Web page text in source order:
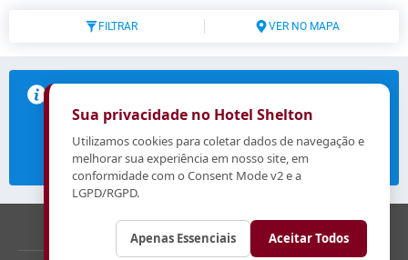
FILTRAR VER NO MAPA
selecionado.
Modifique sua busca
© 2026 Cordilheira Hotel. Todos os direitos reservados.
Sua privacidade no Hotel Shelton
Utilizamos cookies para coletar dados de navegação e
melhorar sua experiência em nosso site, em
conformidade com o Consent Mode v2 e a
LGPD/RGPD.
Apenas Essenciais Aceitar Todos